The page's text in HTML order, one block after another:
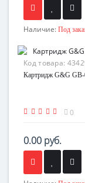
Наличие: Под
Код товара:
Картридж G&G
0
0.00 руб.